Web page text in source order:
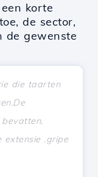
korte
de sector,
de gewenste